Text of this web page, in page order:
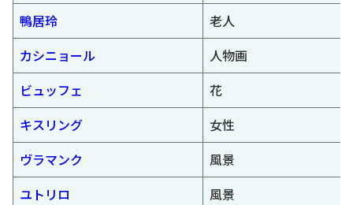
鴨居玲
老人
カシニョール
人物画
ビュッフェ
花
キスリング
女性
ヴラマンク
風景
ユトリロ
風景